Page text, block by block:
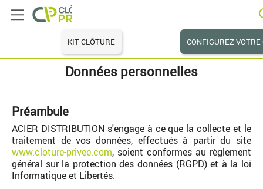
KIT CLÔTURE CONFIGUREZ
Données personnelles
Préambule
ACIER DISTRIBUTION s'engage à ce que la collecte et le
traitement de vos données, effectués à partir du site
www.cloture-privee.com, soient conformes au règlement
général sur la protection des données (RGPD) et à la loi
Informatique et Libertés.